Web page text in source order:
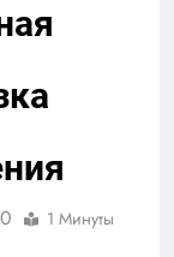
0 1 Минуты